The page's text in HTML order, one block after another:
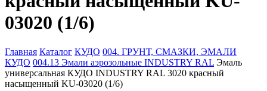
03020 (1/6)
Главная Каталог КУДО 004. ГРУНТ, СМАЗКИ, ЭМАЛИ
КУДО 004.13 Эмали аэрозольные INDUSTRY RAL Эмаль
универсальная КУДО INDUSTRY RAL 3020 красный
насыщенный KU-03020 (1/6)